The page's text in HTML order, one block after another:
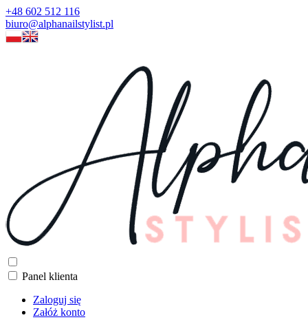
+48 602 512 116
biuro@alphanailstylist.pl
Panel klienta
Zaloguj się
Załóż konto